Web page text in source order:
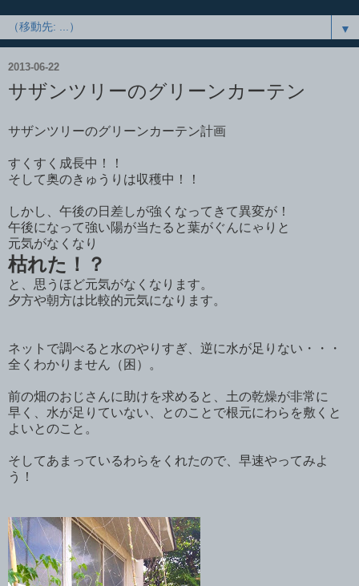
▼
2013-06-22
サザンツリーのグリーンカーテン
サザンツリーのグリーンカーテン計画
すくすく成長中！！
そして奥のきゅうりは収穫中！！
しかし、午後の日差しが強くなってきて異変が！
午後になって強い陽が当たると葉がぐんにゃりと
元気がなくなり
枯れた！？
と、思うほど元気がなくなります。
夕方や朝方は比較的元気になります。
ネットで調べると水のやりすぎ、逆に水が足りない・・・
全くわかりません（困）。
前の畑のおじさんに助けを求めると、土の乾燥が非常に
早く、水が足りていない、とのことで根元にわらを敷くと
よいとのこと。
そしてあまっているわらをくれたので、早速やってみよ
う！